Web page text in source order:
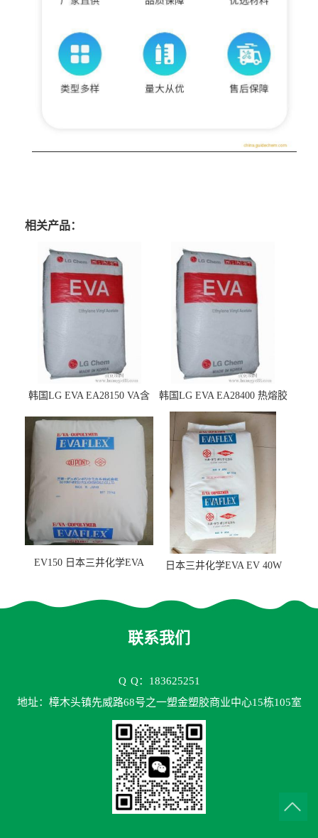
相关产品：
韩国LG EVA EA28150 VA含
韩国LG EVA EA28400 热熔胶
级 VA含量28 熔指400
EV150 日本三井化学EVA
日本三井化学EVA EV 40W
联系我们
Q Q：183625251
地址：樟木头镇先威路68号之一塑金塑胶商业中心15栋105室